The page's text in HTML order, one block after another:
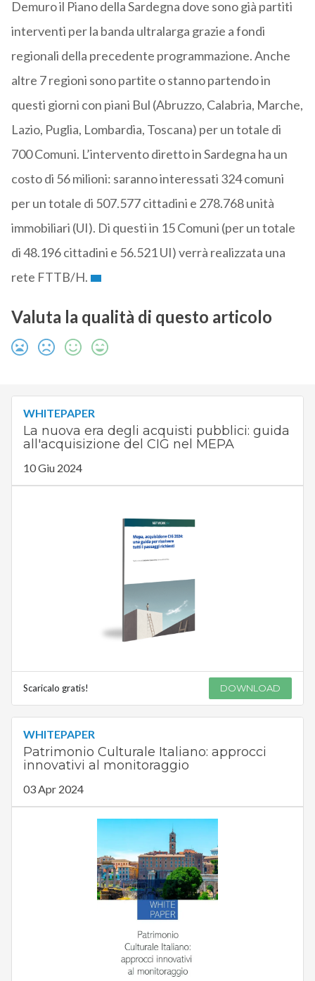
Demuro il Piano della Sardegna dove sono già partiti
interventi per la banda ultralarga grazie a fondi
regionali della precedente programmazione. Anche
altre 7 regioni sono partite o stanno partendo in
questi giorni con piani Bul (Abruzzo, Calabria, Marche,
Lazio, Puglia, Lombardia, Toscana) per un totale di
700 Comuni. L’intervento diretto in Sardegna ha un
costo di 56 milioni: saranno interessati 324 comuni
per un totale di 507.577 cittadini e 278.768 unità
immobiliari (UI). Di questi in 15 Comuni (per un totale
di 48.196 cittadini e 56.521 UI) verrà realizzata una
rete FTTB/H.
Valuta la qualità di questo articolo
WHITEPAPER
La nuova era degli acquisti pubblici: guida
all'acquisizione del CIG nel MEPA
10 Giu 2024
Scaricalo gratis! DOWNLOAD
WHITEPAPER
Patrimonio Culturale Italiano: approcci
innovativi al monitoraggio
03 Apr 2024